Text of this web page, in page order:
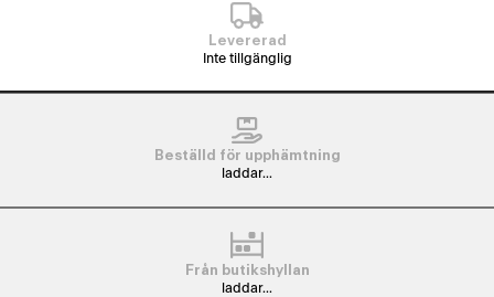
Levererad
Inte tillgänglig
Beställd för upphämtning
laddar...
Från butikshyllan
laddar...